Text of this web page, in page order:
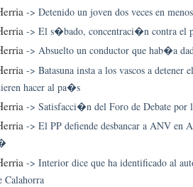
-> Detenido un joven dos veces en
-> El s�bado, concentraci�n contra el
-> Absuelto un conductor que hab�a
-> Batasuna insta a los vascos a
hacer al pa�s
-> Satisfacci�n del Foro de Debate por
-> El PP defiende desbancar a ANV en
-> Interior dice que ha identificado al
Calahorra